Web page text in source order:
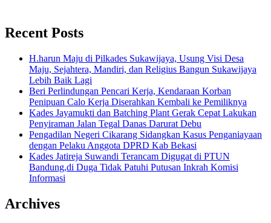
Recent Posts
H.harun Maju di Pilkades Sukawijaya, Usung Visi Desa
Maju, Sejahtera, Mandiri, dan Religius Bangun Sukawijaya
Lebih Baik Lagi
Beri Perlindungan Pencari Kerja, Kendaraan Korban
Penipuan Calo Kerja Diserahkan Kembali ke Pemiliknya
Kades Jayamukti dan Batching Plant Gerak Cepat Lakukan
Penyiraman Jalan Tegal Danas Darurat Debu
Pengadilan Negeri Cikarang Sidangkan Kasus Penganiayaan
dengan Pelaku Anggota DPRD Kab Bekasi
Kades Jatireja Suwandi Terancam Digugat di PTUN
Bandung,di Duga Tidak Patuhi Putusan Inkrah Komisi
Informasi
Archives